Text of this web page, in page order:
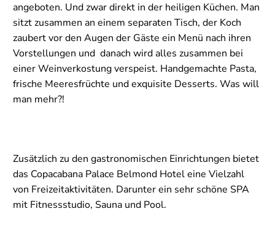
angeboten. Und zwar direkt in der heiligen Küchen. Man
sitzt zusammen an einem separaten Tisch, der Koch
zaubert vor den Augen der Gäste ein Menü nach ihren
Vorstellungen und danach wird alles zusammen bei
einer Weinverkostung verspeist. Handgemachte Pasta,
frische Meeresfrüchte und exquisite Desserts. Was will
man mehr?!
Zusätzlich zu den gastronomischen Einrichtungen bietet
das Copacabana Palace Belmond Hotel eine Vielzahl
von Freizeitaktivitäten. Darunter ein sehr schöne SPA
mit Fitnessstudio, Sauna und Pool.